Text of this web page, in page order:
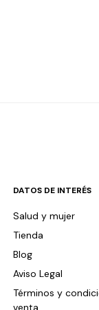
DATOS DE INTERÉS
Salud y mujer
Tienda
Blog
Aviso Legal
Términos y
venta